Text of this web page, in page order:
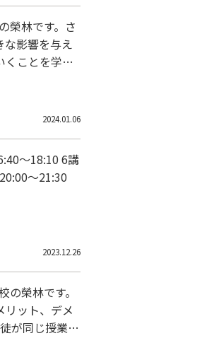
な影響を与え
くことを学び
2024.01.06
2023.12.26
リット、デメ